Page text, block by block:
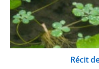
Récit